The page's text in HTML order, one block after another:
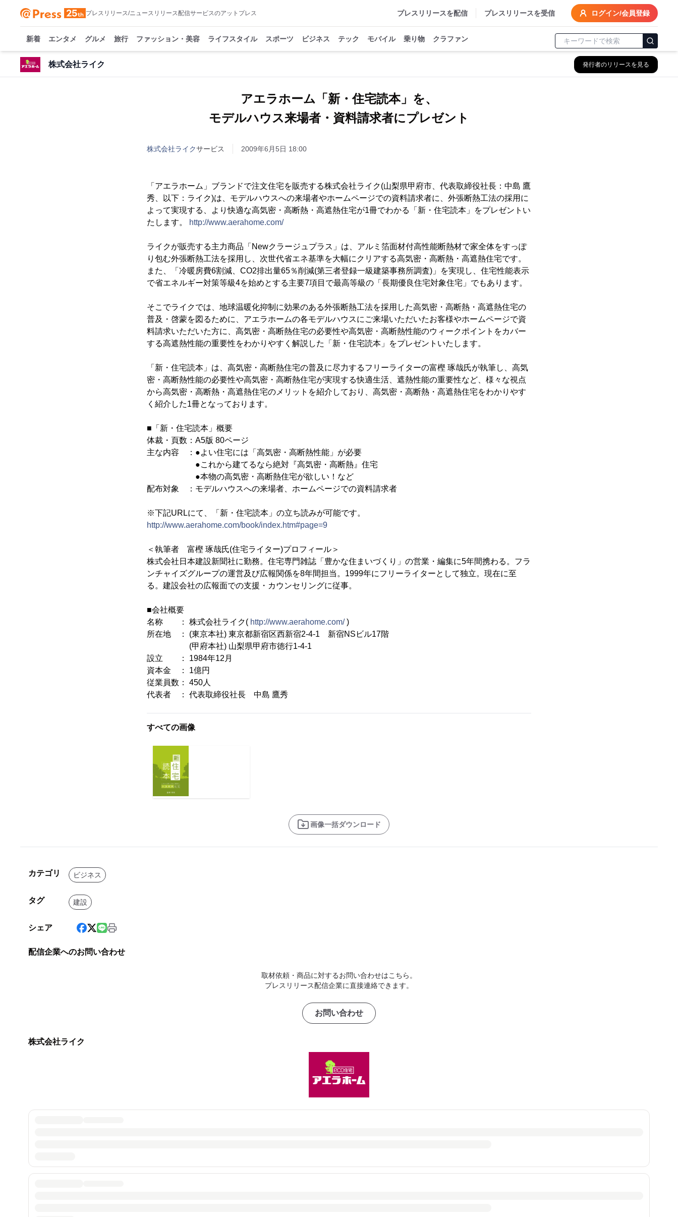
プレスリリース/ニュースリリース配信サービスのアットプレス プレスリリースを配信 プレスリリースを受信 ログイン/会員登録
新着 エンタメ グルメ 旅行 ファッション・美容 ライフスタイル スポーツ ビジネス テック モバイル 乗り物 クラファン
株式会社ライク 発行者のリリースを見る
アエラホーム「新・住宅読本」を、
モデルハウス来場者・資料請求者にプレゼント
株式会社ライクサービス 2009年6月5日 18:00
「アエラホーム」ブランドで注文住宅を販売する株式会社ライク(山梨県甲府市、代表取締役社長：中島 鷹
秀、以下：ライク)は、モデルハウスへの来場者やホームページでの資料請求者に、外張断熱工法の採用に
よって実現する、より快適な高気密・高断熱・高遮熱住宅が1冊でわかる「新・住宅読本」をプレゼントい
たします。
http://www.aerahome.com/
ライクが販売する主力商品「Newクラージュプラス」は、アルミ箔面材付高性能断熱材で家全体をすっぽ
り包む外張断熱工法を採用し、次世代省エネ基準を大幅にクリアする高気密・高断熱・高遮熱住宅です。
また、「冷暖房費6割減、CO2排出量65％削減(第三者登録一級建築事務所調査)」を実現し、住宅性能表示
で省エネルギー対策等級4を始めとする主要7項目で最高等級の「長期優良住宅対象住宅」でもあります。
そこでライクでは、地球温暖化抑制に効果のある外張断熱工法を採用した高気密・高断熱・高遮熱住宅の
普及・啓蒙を図るために、アエラホームの各モデルハウスにご来場いただいたお客様やホームページで資
料請求いただいた方に、高気密・高断熱住宅の必要性や高気密・高断熱性能のウィークポイントをカバー
する高遮熱性能の重要性をわかりやすく解説した「新・住宅読本」をプレゼントいたします。
「新・住宅読本」は、高気密・高断熱住宅の普及に尽力するフリーライターの富樫 琢哉氏が執筆し、高気
密・高断熱性能の必要性や高気密・高断熱住宅が実現する快適生活、遮熱性能の重要性など、様々な視点
から高気密・高断熱・高遮熱住宅のメリットを紹介しており、高気密・高断熱・高遮熱住宅をわかりやす
く紹介した1冊となっております。
■「新・住宅読本」概要
体裁・頁数：A5版 80ページ
主な内容 ：●よい住宅には「高気密・高断熱性能」が必要
●これから建てるなら絶対『高気密・高断熱』住宅
●本物の高気密・高断熱住宅が欲しい！など
配布対象 ：モデルハウスへの来場者、ホームページでの資料請求者
※下記URLにて、「新・住宅読本」の立ち読みが可能です。
http://www.aerahome.com/book/index.htm#page=9
＜執筆者 富樫 琢哉氏(住宅ライター)プロフィール＞
株式会社日本建設新聞社に勤務。住宅専門雑誌「豊かな住まいづくり」の営業・編集に5年間携わる。フラ
ンチャイズグループの運営及び広報関係を8年間担当。1999年にフリーライターとして独立。現在に至
る。建設会社の広報面での支援・カウンセリングに従事。
■会社概要
名称 ： 株式会社ライク( http://www.aerahome.com/)
所在地 ： (東京本社) 東京都新宿区西新宿2-4-1 新宿NSビル17階
(甲府本社) 山梨県甲府市徳行1-4-1
設立 ： 1984年12月
資本金 ： 1億円
従業員数： 450人
代表者 ： 代表取締役社長 中島 鷹秀
すべての画像
画像一括ダウンロード
カテゴリ ビジネス
タグ 建設
シェア
配信企業へのお問い合わせ
取材依頼・商品に対するお問い合わせはこちら。
プレスリリース配信企業に直接連絡できます。
お問い合わせ
株式会社ライク